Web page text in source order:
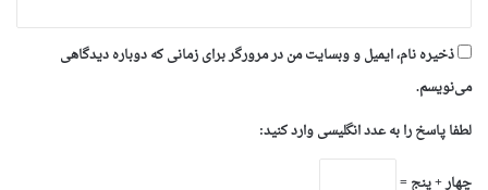
ذخیره نام، ایمیل و وبسایت من در مرورگر برای زمانی که دوباره دیدگاهی
می‌نویسم.
لطفا پاسخ را به عدد انگلیسی وارد کنید:
چهار + پنج =